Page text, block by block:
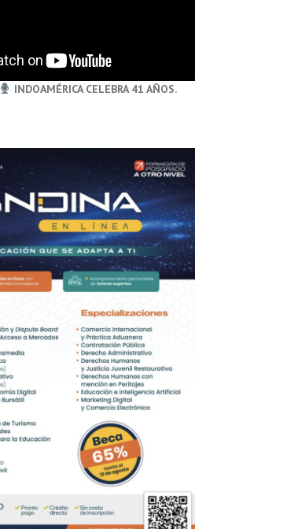
INDOAMÉRICA CELEBRA 41 AÑOS.